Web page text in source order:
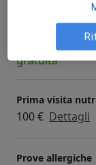
Bilancio di salute
gratuita
Prima visita
100 € Dettagli
Prove allergiche